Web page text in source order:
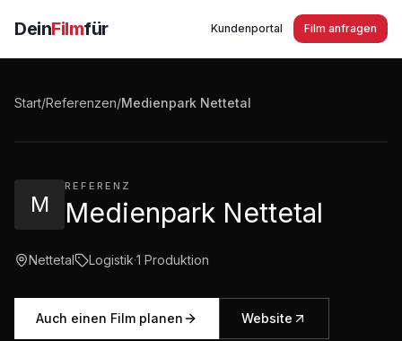
DeinFilmfür Kundenportal Film anfragen
Start/Referenzen/Medienpark Nettetal
M
REFERENZ
Medienpark Nettetal
Nettetal Logistik·1 Produktion
Auch einen Film planen Website
Medienpark Nettetal Imagefilm